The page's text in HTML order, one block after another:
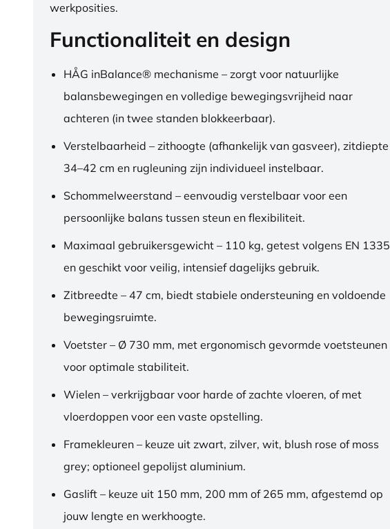
werkposities.
Functionaliteit en design
HÅG inBalance® mechanisme – zorgt voor natuurlijke
balansbewegingen en volledige bewegingsvrijheid naar
achteren (in twee standen blokkeerbaar).
Verstelbaarheid – zithoogte (afhankelijk van gasveer), zitdiepte
34–42 cm en rugleuning zijn individueel instelbaar.
Schommelweerstand – eenvoudig verstelbaar voor een
persoonlijke balans tussen steun en flexibiliteit.
Maximaal gebruikersgewicht – 110 kg, getest volgens EN 1335
en geschikt voor veilig, intensief dagelijks gebruik.
Zitbreedte – 47 cm, biedt stabiele ondersteuning en voldoende
bewegingsruimte.
Voetster – Ø 730 mm, met ergonomisch gevormde voetsteunen
voor optimale stabiliteit.
Wielen – verkrijgbaar voor harde of zachte vloeren, of met
vloerdoppen voor een vaste opstelling.
Framekleuren – keuze uit zwart, zilver, wit, blush rose of moss
grey; optioneel gepolijst aluminium.
Gaslift – keuze uit 150 mm, 200 mm of 265 mm, afgestemd op
jouw lengte en werkhoogte.